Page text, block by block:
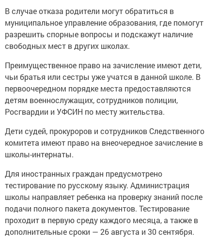
В случае отказа родители могут обратиться в
муниципальное управление образования, где помогут
разрешить спорные вопросы и подскажут наличие
свободных мест в других школах.
Преимущественное право на зачисление имеют дети,
чьи братья или сестры уже учатся в данной школе. В
первоочередном порядке места предоставляются
детям военнослужащих, сотрудников полиции,
Росгвардии и УФСИН по месту жительства.
Дети судей, прокуроров и сотрудников Следственного
комитета имеют право на внеочередное зачисление в
школы-интернаты.
Для иностранных граждан предусмотрено
тестирование по русскому языку. Администрация
школы направляет ребенка на проверку знаний после
подачи полного пакета документов. Тестирование
проходит в первую среду каждого месяца, а также в
дополнительные сроки — 26 августа и 30 сентября.